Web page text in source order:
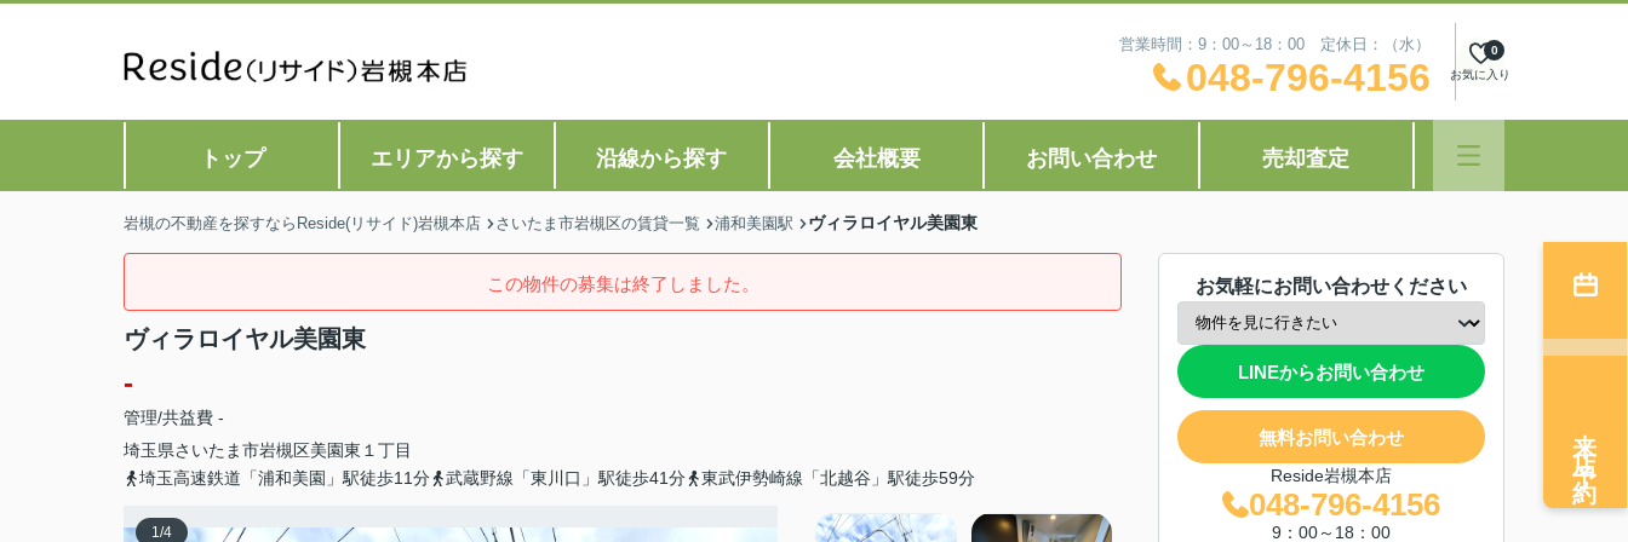
営業時間：9：00～18：00 定休日：（水）
048-796-4156 お気に入り
0
トップ エリアから探す 沿線から探す 会社概要 お問い合わせ 売却査定
岩槻の不動産を探すならReside(リサイド)岩槻本店 さいたま市岩槻区の賃貸一覧 浦和美園駅 ヴィラロイヤル美園東
この物件の募集は終了しました。
ヴィラロイヤル美園東
-
管理/共益費 -
埼玉県さいたま市岩槻区美園東 １丁目
埼玉高速鉄道「浦和美園」駅徒歩11分
武蔵野線「東川口」駅徒歩41分 東武伊勢崎線「北越谷」駅徒歩59分
1/4
お気軽にお問い合わせください
LINEからお問い合わせ
無料お問い合わせ
Reside岩槻本店
048-796-4156
9：00～18：00
来店予約